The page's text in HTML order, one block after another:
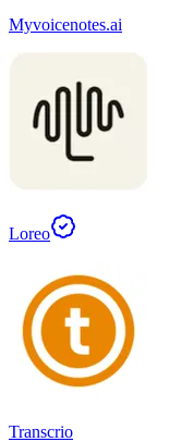
Myvoicenotes.ai
Loreo
Transcrio